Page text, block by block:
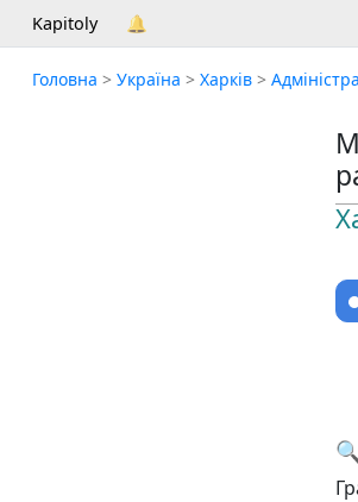
Kapitoly 🔔
Головна > Україна > Харків >